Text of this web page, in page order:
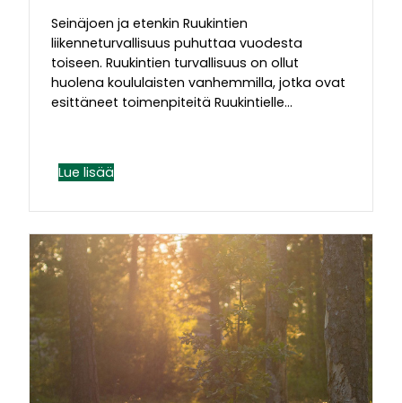
Seinäjoen ja etenkin Ruukintien
liikenneturvallisuus puhuttaa vuodesta
toiseen. Ruukintien turvallisuus on ollut
huolena koululaisten vanhemmilla, jotka ovat
esittäneet toimenpiteitä Ruukintielle…
Lue lisää